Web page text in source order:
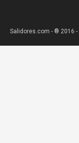
Salidores.com - ® 2016